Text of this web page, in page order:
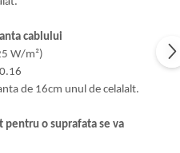
cablului
W/m²)
de 16cm unul de celalalt.
o suprafata se va